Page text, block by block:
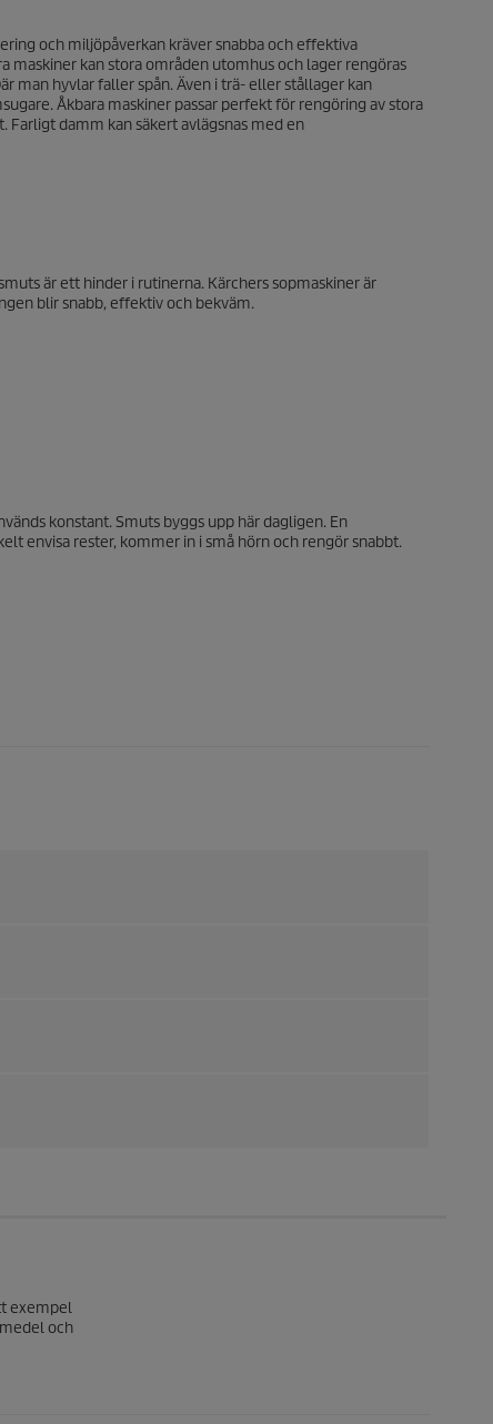
och miljöpåverkan kräver snabba och effektiva
maskiner kan stora områden utomhus och lager rengöras
man hyvlar faller spån. Även i trä- eller stållager kan
Åkbara maskiner passar perfekt för rengöring av stora
damm kan säkert avlägsnas med en
är ett hinder i rutinerna. Kärchers sopmaskiner är
blir snabb, effektiv och bekväm.
konstant. Smuts byggs upp här dagligen. En
envisa rester, kommer in i små hörn och rengör snabbt.
exempel
och